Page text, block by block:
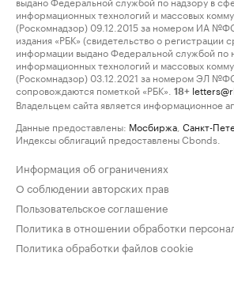
информационных технологий и массовых
(Роскомнадзор) 09.12.2015 за номером ИА
издания «РБК» (свидетельство о регистрации
информации выдано Федеральной службой по
информационных технологий и массовых
(Роскомнадзор) 03.12.2021 за номером ЭЛ
сопровождаются пометкой «РБК».
18+
Владельцем сайта является информационное
Данные предоставлены: Мосбиржа Санкт-
Индексы облигаций предоставлены Cbonds.
Информация об ограничениях
О соблюдении авторских прав
Пользовательское соглашение
Политика в отношении обработки
Политика обработки файлов cookie